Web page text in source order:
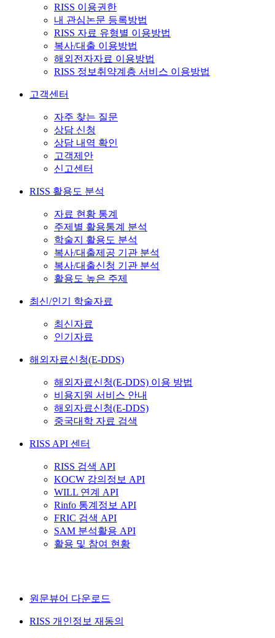
RISS 이용권한
내 관심논문 등록방법
RISS 자료 유형별 이용방법
복사/대출 이용방법
해외전자자료 이용방법
RISS 정보취약계층 서비스 이용방법
고객센터
자주 찾는 질문
상담 신청
상담 내역 확인
고객제안
신고센터
RISS 활용도 분석
자료 현황 통계
주제별 활용통계 분석
학술지 활용도 분석
복사/대출제공 기관 분석
복사/대출신청 기관 분석
활용도 높은 주제
최신/인기 학술자료
최신자료
인기자료
해외자료신청(E-DDS)
해외자료신청(E-DDS) 이용 방법
비용지원 서비스 안내
해외자료신청(E-DDS)
중국대학 자료 검색
RISS API 센터
RISS 검색 API
KOCW 강의정보 API
WILL 연계 API
Rinfo 통계정보 API
FRIC 검색 API
SAM 분석활용 API
활용 및 참여 현황
원문뷰어 다운로드
RISS 개인정보 재동의